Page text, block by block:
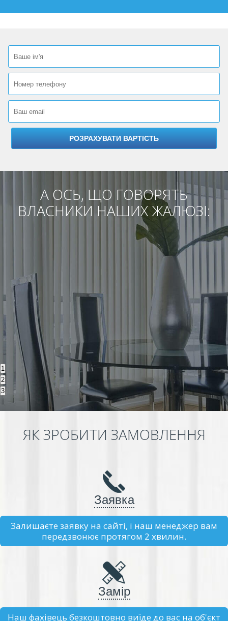
А ОСЬ, ЩО ГОВОРЯТЬ
ВЛАСНИКИ НАШИХ ЖАЛЮЗІ:
1
2
3
ЯК ЗРОБИТИ ЗАМОВЛЕННЯ
Заявка
Залишаєте заявку на сайті, і наш менеджер вам
передзвонює протягом 2 хвилин.
Замір
Наш фахівець безкоштовно виїде до вас на об'єкт